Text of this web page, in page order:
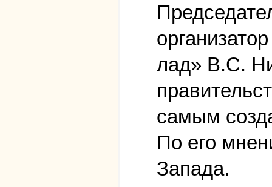
лад» В.С.
самым
По его
Запада.